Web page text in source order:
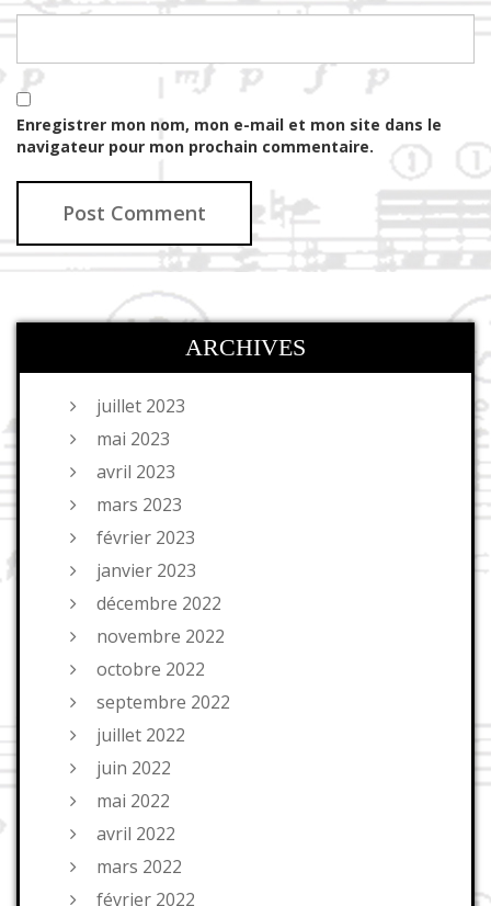
Enregistrer mon nom, mon e-mail et mon site dans le
navigateur pour mon prochain commentaire.
ARCHIVES
juillet 2023
mai 2023
avril 2023
mars 2023
février 2023
janvier 2023
décembre 2022
novembre 2022
octobre 2022
septembre 2022
juillet 2022
juin 2022
mai 2022
avril 2022
mars 2022
février 2022